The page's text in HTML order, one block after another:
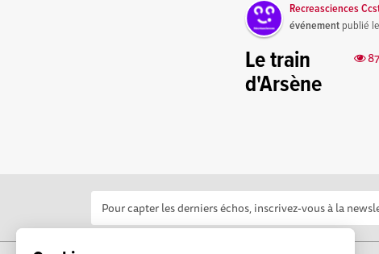
Recreasciences
événement publié
87
Le train
d'Arsène